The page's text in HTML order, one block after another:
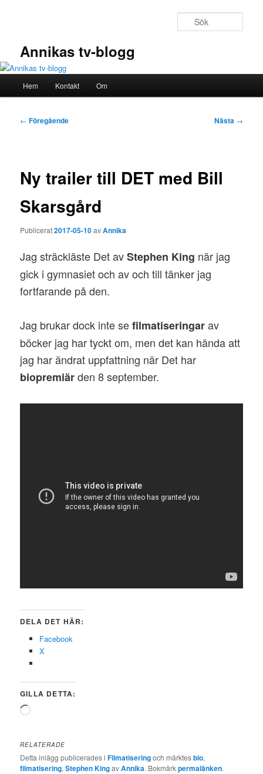
Annikas tv-blogg
Hem Kontakt Om
Inläggsnavigering
← Föregående Nästa →
Ny trailer till DET med Bill
Skarsgård
Publicerat2017-05-10avAnnika
Jag sträckläste Det avStephen King när jag
gick i gymnasiet och av och till tänker jag
fortfarande på den.
Jag brukar dock inte sefilmatiseringarav
böcker jag har tyckt om, men det kan hända att
jag har ändrat uppfattning när Det har
biopremiärden 8 september.
DELA DET HÄR:
Facebook
X
GILLA DETTA:
Laddar
RELATERADE
Detta inlägg publicerades iFilmatiseringoch märktesbio,
filmatisering,Stephen KingavAnnika. Bokmärkpermalänken.